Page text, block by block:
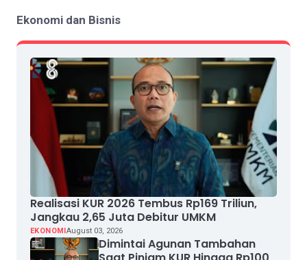
Ekonomi dan Bisnis
Realisasi KUR 2026 Tembus Rp169 Triliun,
Jangkau 2,65 Juta Debitur UMKM
EKONOMIAugust 03, 2026
Dimintai Agunan Tambahan